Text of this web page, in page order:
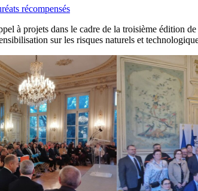
récompensés
à projets dans le cadre de la troisième édition
sur les risques naturels et